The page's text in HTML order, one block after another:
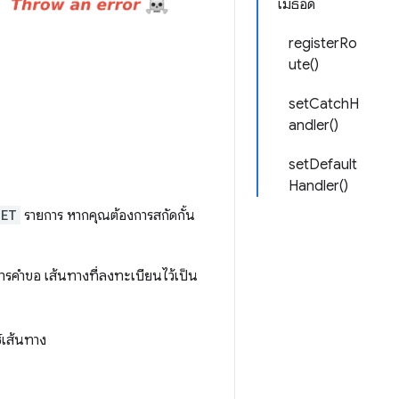
เมธอด
registerRo
ute()
setCatchH
andler()
setDefault
Handler()
รายการ หากคุณต้องการสกัดกั้น
คำขอ เส้นทางที่ลงทะเบียนไว้เป็น
ส้นทาง